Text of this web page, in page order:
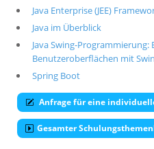
Java Enterprise (JEE)
Java im Überblick
Java Swing-
Benutzeroberflächen mit
Spring Boot
Anfrage für eine
Gesamter